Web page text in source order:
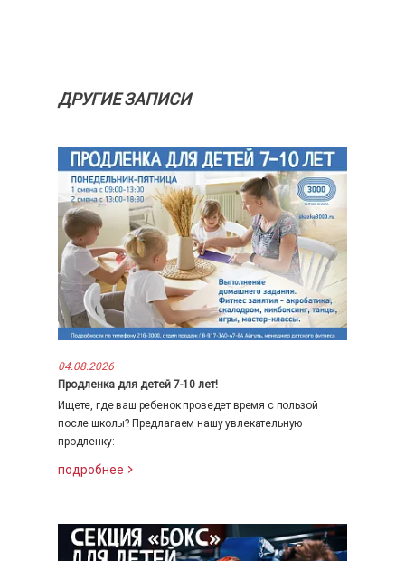
ДРУГИЕ ЗАПИСИ
04.08.2026
Продленка для детей 7-10 лет!
Ищете, где ваш ребенок проведет время с пользой
после школы? Предлагаем нашу увлекательную
продленку:
подробнее